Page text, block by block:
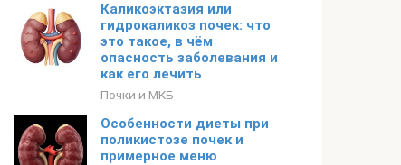
Каликоэктазия или
гидрокаликоз почек: что
это такое, в чём
опасность заболевания и
как его лечить
Почки и МКБ
Особенности диеты при
поликистозе почек и
примерное меню